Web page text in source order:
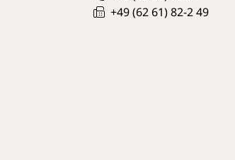
+49 (6261) 82-249